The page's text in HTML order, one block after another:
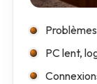
PC lent,